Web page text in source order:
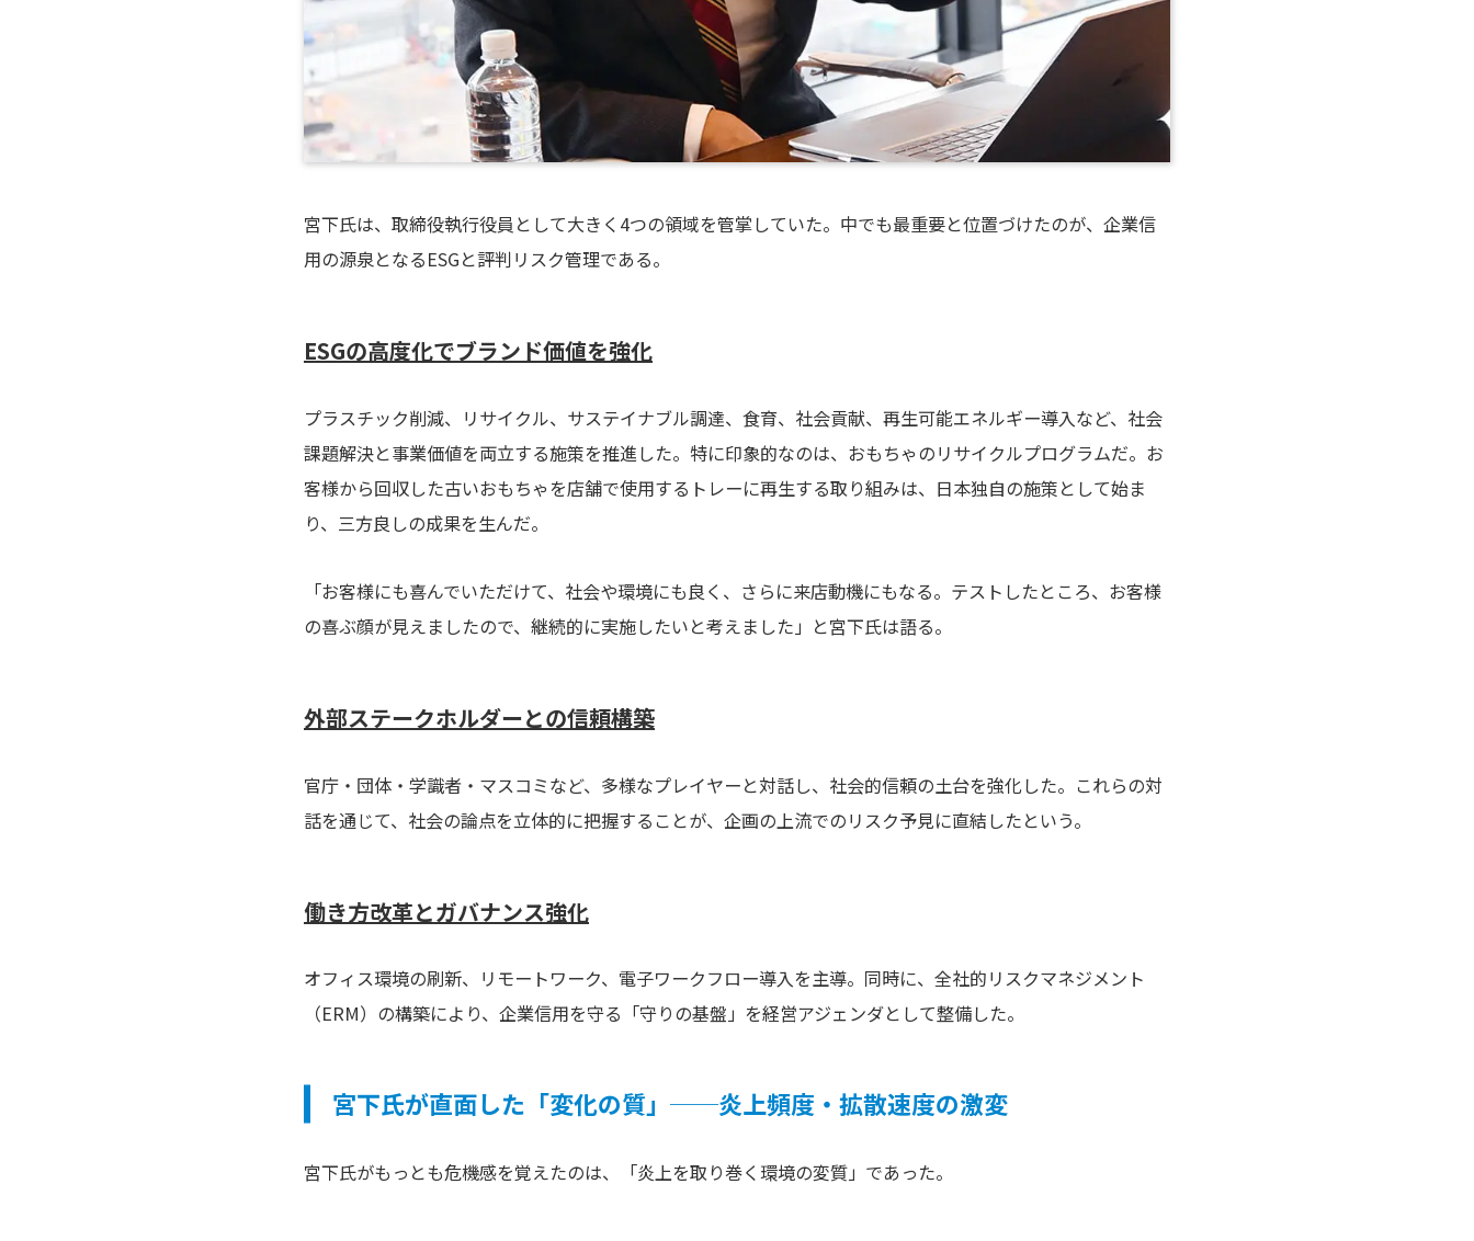
宮下氏は、取締役執行役員として大きく4つの領域を管掌していた。中でも最重要と位置づけたのが、企業信
用の源泉となるESGと評判リスク管理である。
ESGの高度化でブランド価値を強化
プラスチック削減、リサイクル、サステイナブル調達、食育、社会貢献、再生可能エネルギー導入など、社会
課題解決と事業価値を両立する施策を推進した。特に印象的なのは、おもちゃのリサイクルプログラムだ。お
客様から回収した古いおもちゃを店舗で使用するトレーに再生する取り組みは、日本独自の施策として始ま
り、三方良しの成果を生んだ。
「お客様にも喜んでいただけて、社会や環境にも良く、さらに来店動機にもなる。テストしたところ、お客様
の喜ぶ顔が見えましたので、継続的に実施したいと考えました」と宮下氏は語る。
外部ステークホルダーとの信頼構築
官庁・団体・学識者・マスコミなど、多様なプレイヤーと対話し、社会的信頼の土台を強化した。これらの対
話を通じて、社会の論点を立体的に把握することが、企画の上流でのリスク予見に直結したという。
働き方改革とガバナンス強化
オフィス環境の刷新、リモートワーク、電子ワークフロー導入を主導。同時に、全社的リスクマネジメント
（ERM）の構築により、企業信用を守る「守りの基盤」を経営アジェンダとして整備した。
宮下氏が直面した「変化の質」──炎上頻度・拡散速度の激変
宮下氏がもっとも危機感を覚えたのは、「炎上を取り巻く環境の変質」であった。